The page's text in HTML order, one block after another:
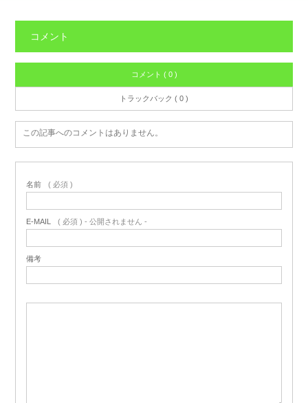
コメント
コメント ( 0 )
トラックバック ( 0 )
この記事へのコメントはありません。
名前 ( 必須 )
E-MAIL ( 必須 ) - 公開されません -
備考